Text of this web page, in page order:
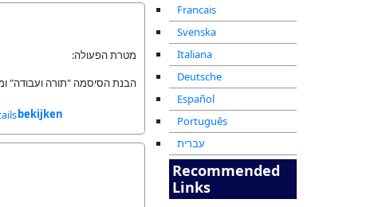
מטרת הפעולה:
הבנת הסיסמה "תורה ועבודה"
bekijken
Francais
Svenska
Italiana
Deutsche
Español
Português
עברית
Recommended
Links